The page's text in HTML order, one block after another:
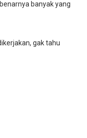
USB Webcam...
C yang c...
banyak yang
gak tahu